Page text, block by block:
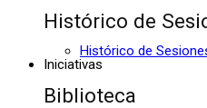
Histórico de
Histórico de
Iniciativas
Biblioteca